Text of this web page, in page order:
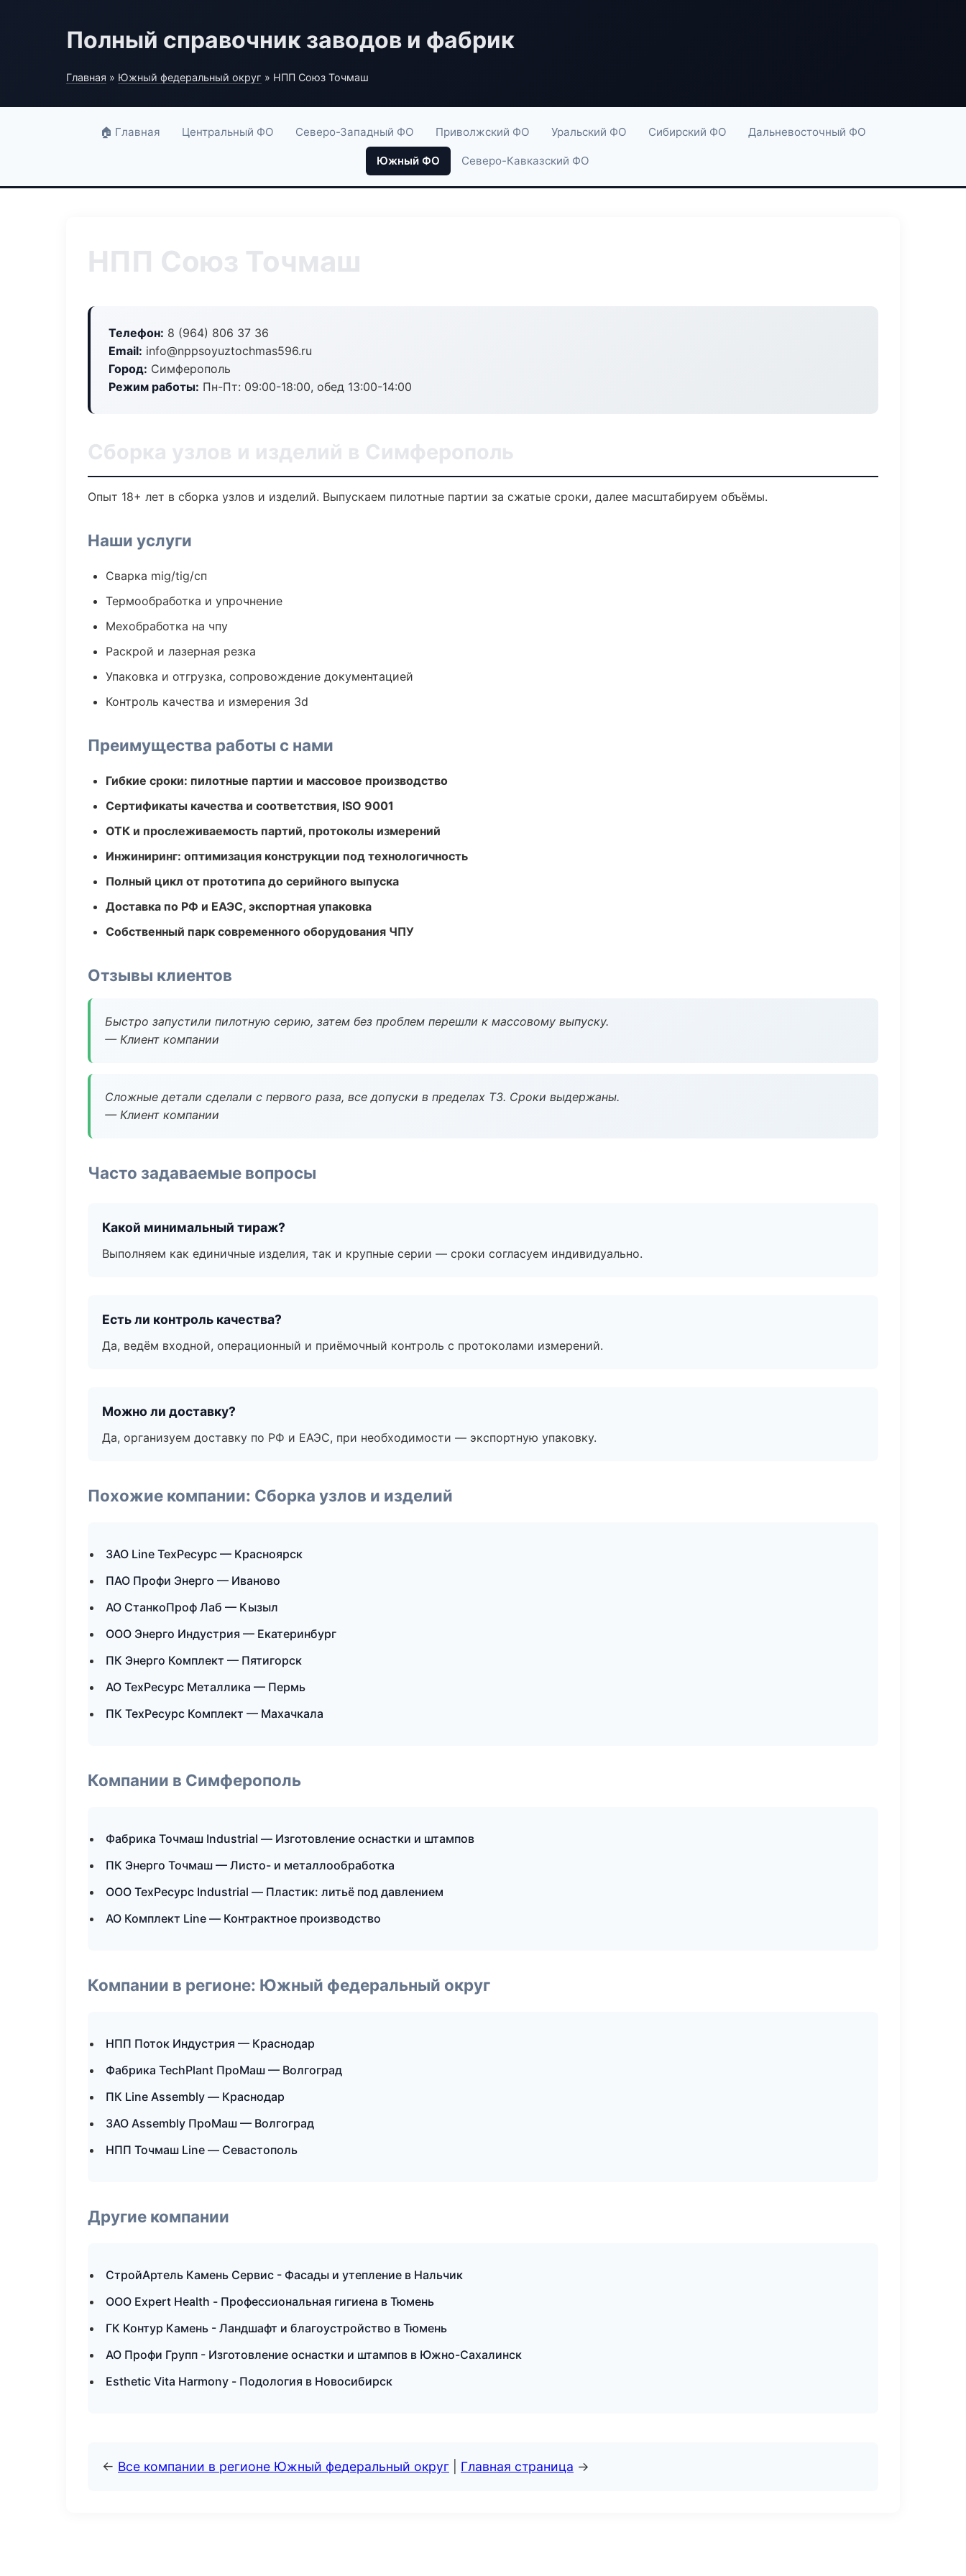
Полный справочник заводов и фабрик
Главная » Южный федеральный округ » НПП Союз Точмаш
🏠 Главная Центральный ФО Северо-Западный ФО Приволжский ФО Уральский ФО Сибирский ФО Дальневосточный ФО
Южный ФО Северо-Кавказский ФО
НПП Союз Точмаш
Телефон: 8 (964) 806 37 36
Email: info@nppsoyuztochmas596.ru
Город: Симферополь
Режим работы: Пн-Пт: 09:00-18:00, обед 13:00-14:00
Сборка узлов и изделий в Симферополь
Опыт 18+ лет в сборка узлов и изделий. Выпускаем пилотные партии за сжатые сроки, далее масштабируем объёмы.
Наши услуги
Сварка mig/tig/сп
Термообработка и упрочнение
Мехобработка на чпу
Раскрой и лазерная резка
Упаковка и отгрузка, сопровождение документацией
Контроль качества и измерения 3d
Преимущества работы с нами
Гибкие сроки: пилотные партии и массовое производство
Сертификаты качества и соответствия, ISO 9001
ОТК и прослеживаемость партий, протоколы измерений
Инжиниринг: оптимизация конструкции под технологичность
Полный цикл от прототипа до серийного выпуска
Доставка по РФ и ЕАЭС, экспортная упаковка
Собственный парк современного оборудования ЧПУ
Отзывы клиентов
Быстро запустили пилотную серию, затем без проблем перешли к массовому выпуску.
— Клиент компании
Сложные детали сделали с первого раза, все допуски в пределах ТЗ. Сроки выдержаны.
— Клиент компании
Часто задаваемые вопросы
Какой минимальный тираж?
Выполняем как единичные изделия, так и крупные серии — сроки согласуем индивидуально.
Есть ли контроль качества?
Да, ведём входной, операционный и приёмочный контроль с протоколами измерений.
Можно ли доставку?
Да, организуем доставку по РФ и ЕАЭС, при необходимости — экспортную упаковку.
Похожие компании: Сборка узлов и изделий
ЗАО Line ТехРесурс — Красноярск
ПАО Профи Энерго — Иваново
АО СтанкоПроф Лаб — Кызыл
ООО Энерго Индустрия — Екатеринбург
ПК Энерго Комплект — Пятигорск
АО ТехРесурс Металлика — Пермь
ПК ТехРесурс Комплект — Махачкала
Компании в Симферополь
Фабрика Точмаш Industrial — Изготовление оснастки и штампов
ПК Энерго Точмаш — Листо- и металлообработка
ООО ТехРесурс Industrial — Пластик: литьё под давлением
АО Комплект Line — Контрактное производство
Компании в регионе: Южный федеральный округ
НПП Поток Индустрия — Краснодар
Фабрика TechPlant ПроМаш — Волгоград
ПК Line Assembly — Краснодар
ЗАО Assembly ПроМаш — Волгоград
НПП Точмаш Line — Севастополь
Другие компании
СтройАртель Камень Сервис - Фасады и утепление в Нальчик
ООО Expert Health - Профессиональная гигиена в Тюмень
ГК Контур Камень - Ландшафт и благоустройство в Тюмень
АО Профи Групп - Изготовление оснастки и штампов в Южно-Сахалинск
Esthetic Vita Harmony - Подология в Новосибирск
← Все компании в регионе Южный федеральный округ Главная страница →